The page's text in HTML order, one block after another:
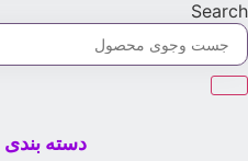
Search
دسته بندی